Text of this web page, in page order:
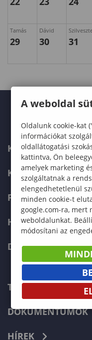
Tamás
29
Dávid
30 31
KARUNK
KÉPZÉSEK
FELVÉTELIZŐKNEK
HALLGATÓKNAK
DOKTORI ISKOLA
TELEFONKÖNYV
DOKUMENTUMOK
HÍREK
A weboldal
Oldalunk cookie-kat
információkat
oldallátogatási
kattintva, Ön
amelyek marketing
szolgáltatnak a
elengedhetetlenül
minden cookie-t
google.com-ra,
weboldalunkat.
módosítani az